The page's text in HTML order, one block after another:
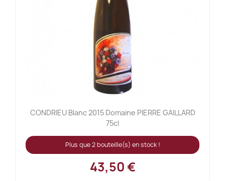
CONDRIEU Blanc 2015 Domaine PIERRE GAILLARD
75cl
Plus que 2 bouteille(s) en stock !
43,50 €